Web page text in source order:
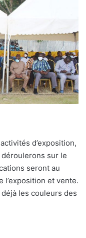
d’exposition,
sur le
seront au
l’exposition et vente.
déjà les couleurs des